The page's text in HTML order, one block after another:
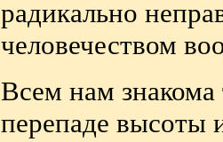
радикально
человечеством
Всем нам знакома
перепаде высоты